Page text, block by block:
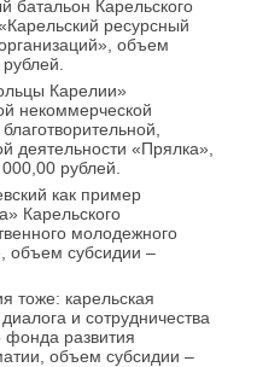
батальон Карельского
ресурсный
объем
Карелии»
некоммерческой
деятельности «Прялка»,
рублей.
как пример
Карельского
молодежного
объем субсидии –
тоже: карельская
и сотрудничества
фонда развития
объем субсидии –